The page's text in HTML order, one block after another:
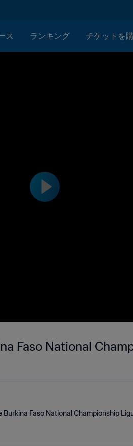
ス ランキング チケットを
Faso National
Faso National Championship